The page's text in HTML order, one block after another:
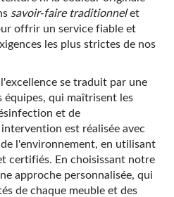
savoir-faire traditionnelet
offrir un service fiable et
les plus strictes de nos
se traduit par une
qui maîtrisent les
et de
est réalisée avec
l'environnement, en utilisant
certifiés. En choisissant notre
approche personnalisée, qui
de chaque meuble et des